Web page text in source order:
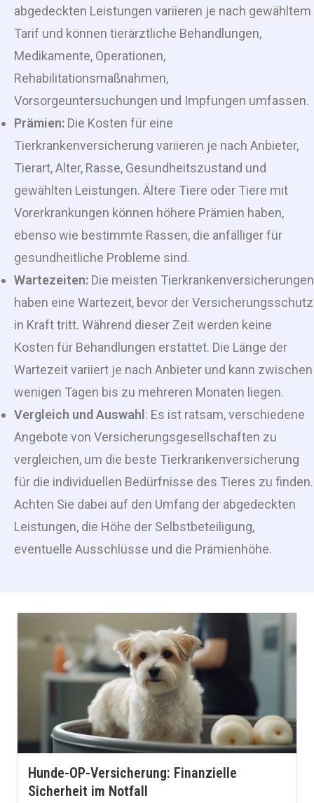
abgedeckten Leistungen variieren je nach gewähltem
Tarif und können tierärztliche Behandlungen,
Medikamente, Operationen,
Rehabilitationsmaßnahmen,
Vorsorgeuntersuchungen und Impfungen umfassen.
Prämien: Die Kosten für eine
Tierkrankenversicherung variieren je nach Anbieter,
Tierart, Alter, Rasse, Gesundheitszustand und
gewählten Leistungen. Ältere Tiere oder Tiere mit
Vorerkrankungen können höhere Prämien haben,
ebenso wie bestimmte Rassen, die anfälliger für
gesundheitliche Probleme sind.
Wartezeiten: Die meisten Tierkrankenversicherungen
haben eine Wartezeit, bevor der Versicherungsschutz
in Kraft tritt. Während dieser Zeit werden keine
Kosten für Behandlungen erstattet. Die Länge der
Wartezeit variiert je nach Anbieter und kann zwischen
wenigen Tagen bis zu mehreren Monaten liegen.
Vergleich und Auswahl : Es ist ratsam, verschiedene
Angebote von Versicherungsgesellschaften zu
vergleichen, um die beste Tierkrankenversicherung
für die individuellen Bedürfnisse des Tieres zu finden.
Achten Sie dabei auf den Umfang der abgedeckten
Leistungen, die Höhe der Selbstbeteiligung,
eventuelle Ausschlüsse und die Prämienhöhe.
Hunde-OP-Versicherung: Finanzielle
Sicherheit im Notfall